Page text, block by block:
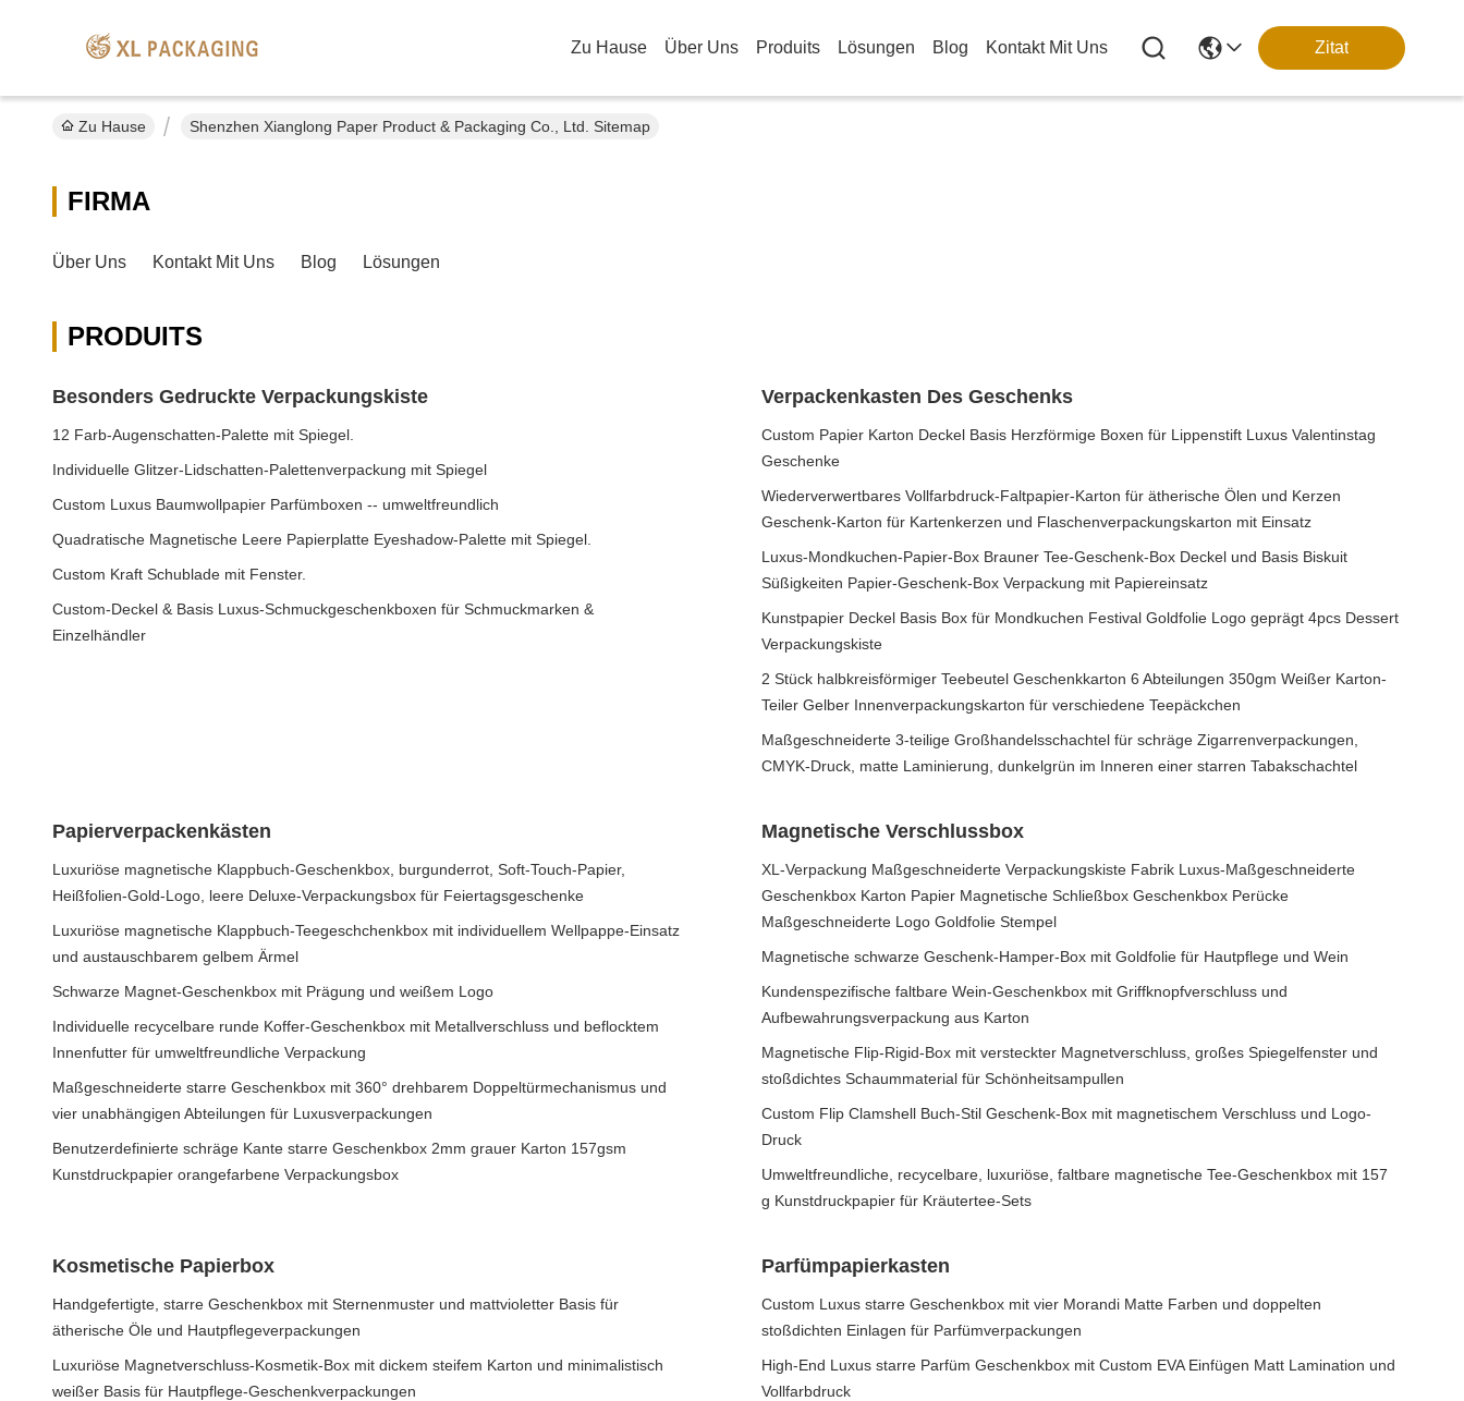
Zu Hause Über Uns Produits Lösungen Blog Kontakt Mit Uns Zitat
Zu Hause Shenzhen Xianglong Paper Product & Packaging Co., Ltd. Sitemap
FIRMA
Über Uns Kontakt Mit Uns Blog Lösungen
PRODUITS
Besonders Gedruckte Verpackungskiste
12 Farb-Augenschatten-Palette mit Spiegel.
Individuelle Glitzer-Lidschatten-Palettenverpackung mit Spiegel
Custom Luxus Baumwollpapier Parfümboxen -- umweltfreundlich
Quadratische Magnetische Leere Papierplatte Eyeshadow-Palette mit Spiegel.
Custom Kraft Schublade mit Fenster.
Custom-Deckel & Basis Luxus-Schmuckgeschenkboxen für Schmuckmarken &
Einzelhändler
Verpackenkasten Des Geschenks
Custom Papier Karton Deckel Basis Herzförmige Boxen für Lippenstift Luxus Valentinstag
Geschenke
Wiederverwertbares Vollfarbdruck-Faltpapier-Karton für ätherische Ölen und Kerzen
Geschenk-Karton für Kartenkerzen und Flaschenverpackungskarton mit Einsatz
Luxus-Mondkuchen-Papier-Box Brauner Tee-Geschenk-Box Deckel und Basis Biskuit
Süßigkeiten Papier-Geschenk-Box Verpackung mit Papiereinsatz
Kunstpapier Deckel Basis Box für Mondkuchen Festival Goldfolie Logo geprägt 4pcs Dessert
Verpackungskiste
2 Stück halbkreisförmiger Teebeutel Geschenkkarton 6 Abteilungen 350gm Weißer Karton-
Teiler Gelber Innenverpackungskarton für verschiedene Teepäckchen
Maßgeschneiderte 3-teilige Großhandelsschachtel für schräge Zigarrenverpackungen,
CMYK-Druck, matte Laminierung, dunkelgrün im Inneren einer starren Tabakschachtel
Papierverpackenkästen
Luxuriöse magnetische Klappbuch-Geschenkbox, burgunderrot, Soft-Touch-Papier,
Heißfolien-Gold-Logo, leere Deluxe-Verpackungsbox für Feiertagsgeschenke
Luxuriöse magnetische Klappbuch-Teegeschchenkbox mit individuellem Wellpappe-Einsatz
und austauschbarem gelbem Ärmel
Schwarze Magnet-Geschenkbox mit Prägung und weißem Logo
Individuelle recycelbare runde Koffer-Geschenkbox mit Metallverschluss und beflocktem
Innenfutter für umweltfreundliche Verpackung
Maßgeschneiderte starre Geschenkbox mit 360° drehbarem Doppeltürmechanismus und
vier unabhängigen Abteilungen für Luxusverpackungen
Benutzerdefinierte schräge Kante starre Geschenkbox 2mm grauer Karton 157gsm
Kunstdruckpapier orangefarbene Verpackungsbox
Magnetische Verschlussbox
XL-Verpackung Maßgeschneiderte Verpackungskiste Fabrik Luxus-Maßgeschneiderte
Geschenkbox Karton Papier Magnetische Schließbox Geschenkbox Perücke
Maßgeschneiderte Logo Goldfolie Stempel
Magnetische schwarze Geschenk-Hamper-Box mit Goldfolie für Hautpflege und Wein
Kundenspezifische faltbare Wein-Geschenkbox mit Griffknopfverschluss und
Aufbewahrungsverpackung aus Karton
Magnetische Flip-Rigid-Box mit versteckter Magnetverschluss, großes Spiegelfenster und
stoßdichtes Schaummaterial für Schönheitsampullen
Custom Flip Clamshell Buch-Stil Geschenk-Box mit magnetischem Verschluss und Logo-
Druck
Umweltfreundliche, recycelbare, luxuriöse, faltbare magnetische Tee-Geschenkbox mit 157
g Kunstdruckpapier für Kräutertee-Sets
Kosmetische Papierbox
Handgefertigte, starre Geschenkbox mit Sternenmuster und mattvioletter Basis für
ätherische Öle und Hautpflegeverpackungen
Luxuriöse Magnetverschluss-Kosmetik-Box mit dickem steifem Karton und minimalistisch
weißer Basis für Hautpflege-Geschenkverpackungen
Parfümpapierkasten
Custom Luxus starre Geschenkbox mit vier Morandi Matte Farben und doppelten
stoßdichten Einlagen für Parfümverpackungen
High-End Luxus starre Parfüm Geschenkbox mit Custom EVA Einfügen Matt Lamination und
Vollfarbdruck